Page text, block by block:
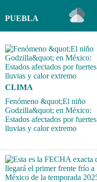
PUEBLA
CLIMA
Fenómeno &quot;El niño
Godzilla&quot; en México:
Estados afectados por fuertes
lluvias y calor extremo